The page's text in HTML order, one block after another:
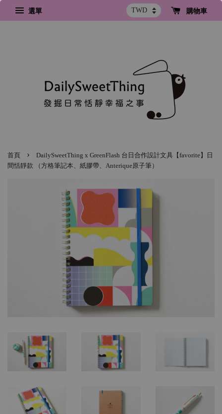
選單 購物車
首頁 ›
DailySweetThing x GreenFlash 台日合作設計文具【favorite】日
間恬靜款 （方格筆記本、紙膠帶、Anterique原子筆）